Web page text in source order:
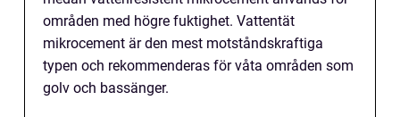
områden med högre fuktighet. Vattentät
mikrocement är den mest motståndskraftiga
typen och rekommenderas för våta områden som
golv och bassänger.